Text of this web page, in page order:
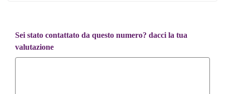
Sei stato contattato da questo numero? dacci la tua
valutazione